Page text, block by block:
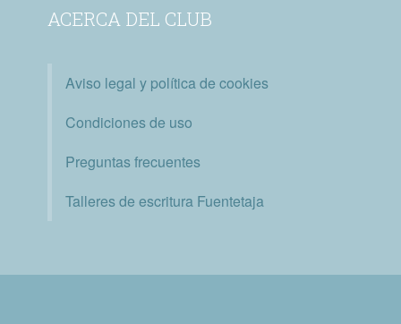
ACERCA DEL CLUB
Aviso legal y política de cookies
Condiciones de uso
Preguntas frecuentes
Talleres de escritura Fuentetaja